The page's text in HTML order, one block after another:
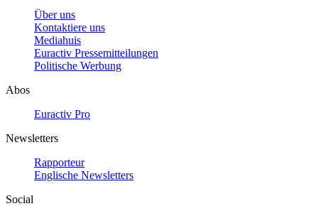
Über uns
Kontaktiere uns
Mediahuis
Euractiv Pressemitteilungen
Politische Werbung
Abos
Euractiv Pro
Newsletters
Rapporteur
Englische Newsletters
Social